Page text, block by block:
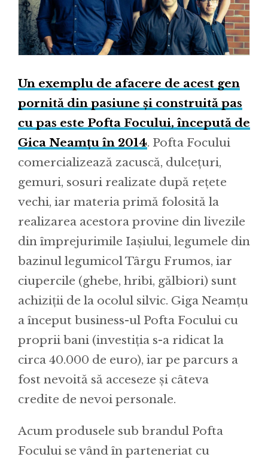
Un exemplu de afacere de acest gen
pornită din pasiune și construită pas
cu pas este Pofta Focului, începută de
Gica Neamțu în 2014. Pofta Focului
comercializează zacuscă, dulcețuri,
gemuri, sosuri realizate după rețete
vechi, iar materia primă folosită la
realizarea acestora provine din livezile
din împrejurimile Iașiului, legumele din
bazinul legumicol Târgu Frumos, iar
ciupercile (ghebe, hribi, gălbiori) sunt
achiziții de la ocolul silvic. Giga Neamțu
a început business-ul Pofta Focului cu
proprii bani (investiția s-a ridicat la
circa 40.000 de euro), iar pe parcurs a
fost nevoită să acceseze și câteva
credite de nevoi personale.
Acum produsele sub brandul Pofta
Focului se vând în parteneriat cu